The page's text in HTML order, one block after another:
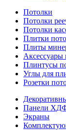
Потолки
Потолки
Потолки
Плитки
Плиты
Плинтусы
Углы для
Розетки
Панели
Экраны